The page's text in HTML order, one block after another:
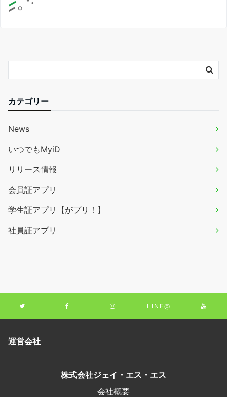
カテゴリー
News
いつでもMyiD
リリース情報
会員証アプリ
学生証アプリ【がプリ！】
社員証アプリ
LINE@
運営会社
株式会社ジェイ・エス・エス
会社概要